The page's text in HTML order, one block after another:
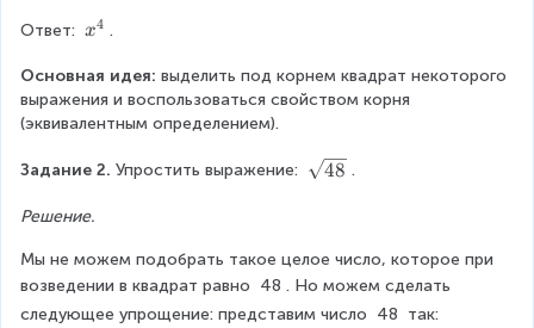
a
g
e
0,
b
>
0
)
{
}
}
d
m
}
}
s
q
r
t
{
x
{
}
)
^
{
2
}
=
a
(
^
{
4
)
{
}
}
=
^
4
}
|
x
{
}
Ответ: x
{
4
}
x4 .
Основная идея: выделить под корнем квадрат некоторого
выражения и воспользоваться свойством корня
(эквивалентным определением).
Задание 2. Упростить выражение: \
t
{
4
48 .
Решение.
Мы не можем подобрать такое целое число, которое при
возведении в квадрат равно 48 . Но можем сделать
следующее упрощение: представим число 48 так: